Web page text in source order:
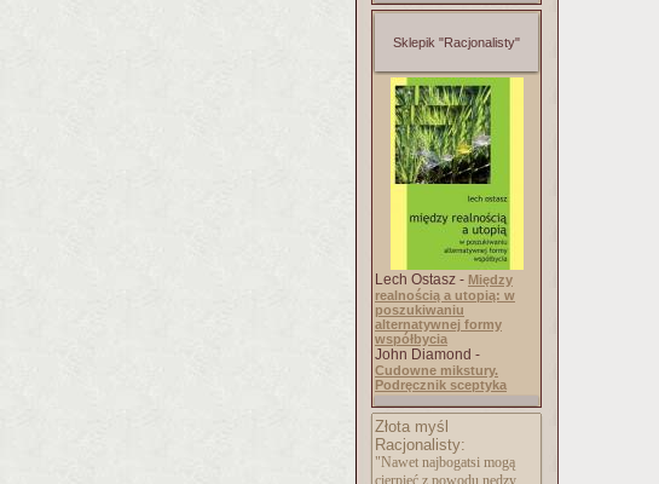
Sklepik "Racjonalisty"
Lech Ostasz - Między
realnością a utopią: w
poszukiwaniu
alternatywnej formy
współbycia
John Diamond -
Cudowne mikstury.
Podręcznik sceptyka
Złota myśl
Racjonalisty:
"Nawet najbogatsi mogą
cierpieć z powodu nędzy